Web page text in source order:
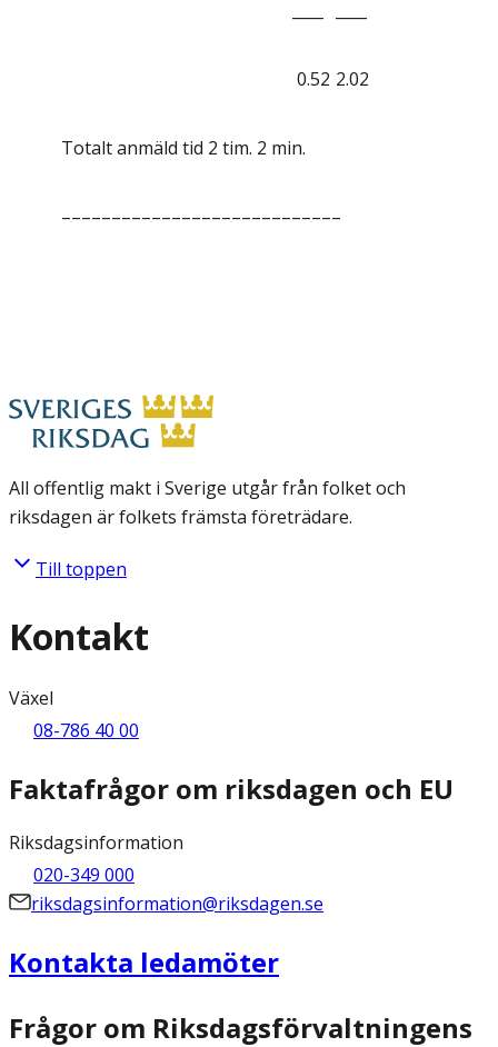
0.52 2.02
Totalt anmäld tid 2 tim. 2 min.
––––––––––––––––––––––––––––
All offentlig makt i Sverige utgår från folket och
riksdagen är folkets främsta företrädare.
Till toppen
Kontakt
Växel
08-786 40 00
Faktafrågor om riksdagen och EU
Riksdagsinformation
020-349 000
riksdagsinformation@riksdagen.se
Kontakta ledamöter
Frågor om Riksdagsförvaltningens